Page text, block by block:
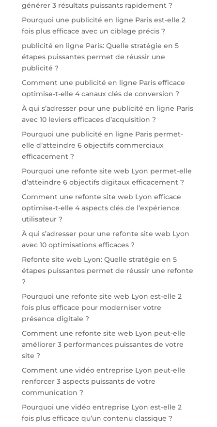
générer 3 résultats puissants rapidement ?
Pourquoi une publicité en ligne Paris est-elle 2
fois plus efficace avec un ciblage précis ?
publicité en ligne Paris: Quelle stratégie en 5
étapes puissantes permet de réussir une
publicité ?
Comment une publicité en ligne Paris efficace
optimise-t-elle 4 canaux clés de conversion ?
À qui s’adresser pour une publicité en ligne Paris
avec 10 leviers efficaces d’acquisition ?
Pourquoi une publicité en ligne Paris permet-
elle d’atteindre 6 objectifs commerciaux
efficacement ?
Pourquoi une refonte site web Lyon permet-elle
d’atteindre 6 objectifs digitaux efficacement ?
Comment une refonte site web Lyon efficace
optimise-t-elle 4 aspects clés de l’expérience
utilisateur ?
À qui s’adresser pour une refonte site web Lyon
avec 10 optimisations efficaces ?
Refonte site web Lyon: Quelle stratégie en 5
étapes puissantes permet de réussir une refonte
?
Pourquoi une refonte site web Lyon est-elle 2
fois plus efficace pour moderniser votre
présence digitale ?
Comment une refonte site web Lyon peut-elle
améliorer 3 performances puissantes de votre
site ?
Comment une vidéo entreprise Lyon peut-elle
renforcer 3 aspects puissants de votre
communication ?
Pourquoi une vidéo entreprise Lyon est-elle 2
fois plus efficace qu’un contenu classique ?